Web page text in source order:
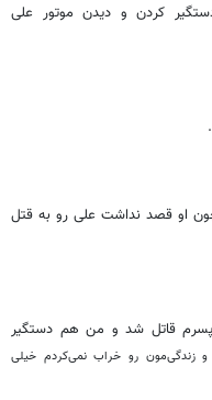
کردن و دیدن موتور علی
چون او قصد نداشت علی رو به قتل
قاتل شد و من هم دستگیر
رو خراب نمی‌کردم خیلی